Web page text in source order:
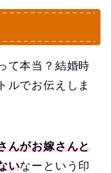
て本当？結婚時
ルでお伝えしま
んがお嫁さんと
いなーという印